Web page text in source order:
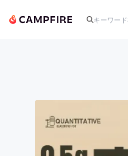
アート・写
テクノロ